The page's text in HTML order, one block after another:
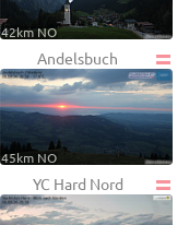
42km NO
Andelsbuch
45km NO
YC Hard Nord